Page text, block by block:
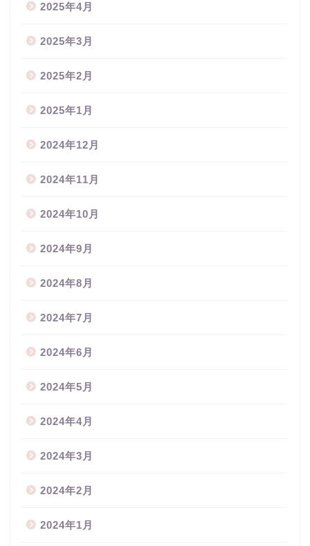
2025年4月
2025年3月
2025年2月
2025年1月
2024年12月
2024年11月
2024年10月
2024年9月
2024年8月
2024年7月
2024年6月
2024年5月
2024年4月
2024年3月
2024年2月
2024年1月